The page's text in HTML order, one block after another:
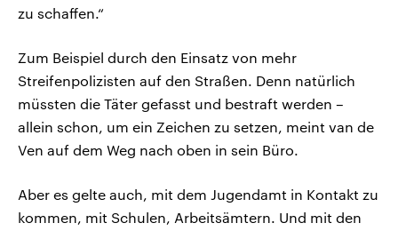
zu schaffen.“
Zum Beispiel durch den Einsatz von mehr
Streifenpolizisten auf den Straßen. Denn natürlich
müssten die Täter gefasst und bestraft werden –
allein schon, um ein Zeichen zu setzen, meint van de
Ven auf dem Weg nach oben in sein Büro.
Aber es gelte auch, mit dem Jugendamt in Kontakt zu
kommen, mit Schulen, Arbeitsämtern. Und mit den